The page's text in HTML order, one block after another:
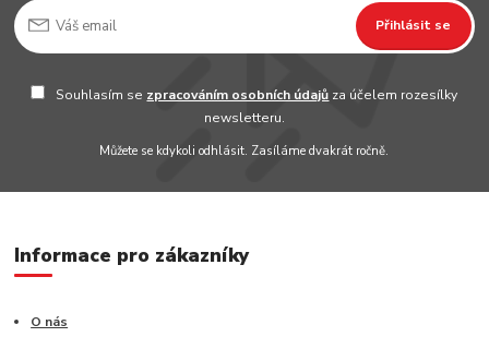
Přihlásit se
Souhlasím se zpracováním osobních údajů za účelem rozesílky
newsletteru.
Můžete se kdykoli odhlásit. Zasíláme dvakrát ročně.
Informace pro zákazníky
O nás